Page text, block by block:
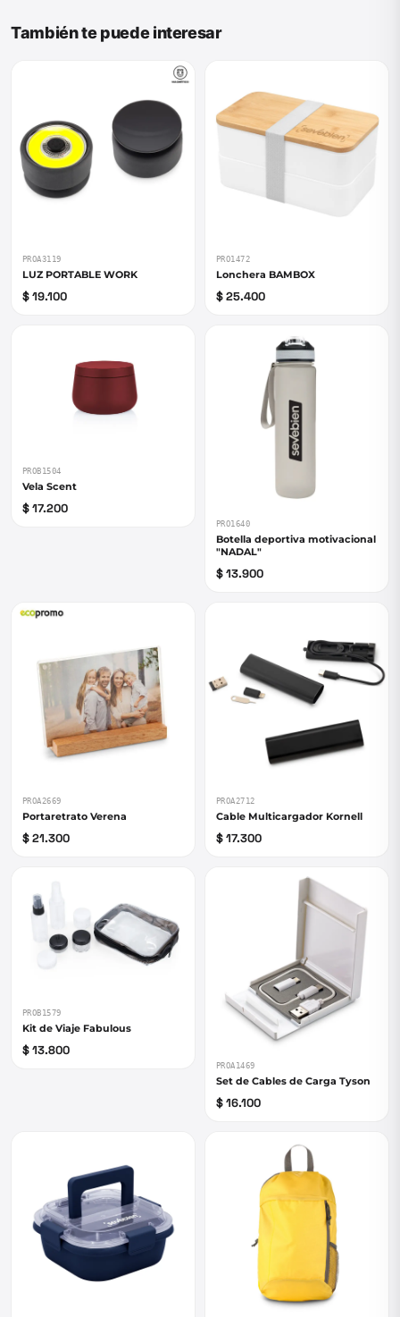
También te puede interesar
PROA3119
LUZ PORTABLE WORK
$ 19.100
PRO1472
Lonchera BAMBOX
$ 25.400
PROB1504
Vela Scent
$ 17.200
PRO1640
Botella deportiva motivacional
"NADAL"
$ 13.900
PROA2669
Portaretrato Verena
$ 21.300
PROA2712
Cable Multicargador Kornell
$ 17.300
PROB1579
Kit de Viaje Fabulous
$ 13.800
PROA1469
Set de Cables de Carga Tyson
$ 16.100